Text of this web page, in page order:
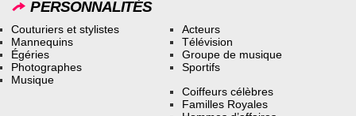
PERSONNALITÉS
Couturiers et stylistes
Mannequins
Égéries
Photographes
Musique
Acteurs
Télévision
Groupe de musique
Sportifs
Coiffeurs célèbres
Familles Royales